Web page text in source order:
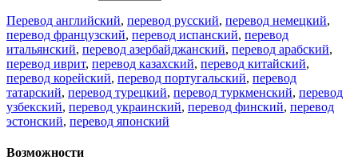
Перевод английский, перевод русский, перевод немецкий,
перевод французский, перевод испанский, перевод
итальянский, перевод азербайджанский, перевод арабский,
перевод иврит, перевод казахский, перевод китайский,
перевод корейский, перевод португальский, перевод
татарский, перевод турецкий, перевод туркменский, перевод
узбекский, перевод украинский, перевод финский, перевод
эстонский, перевод японский
Возможности